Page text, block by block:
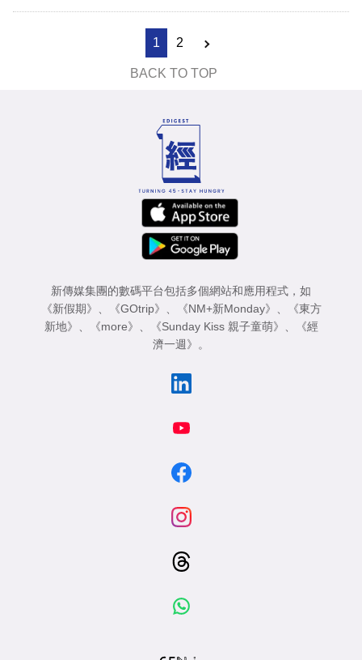
1 2
BACK TO TOP
新傳媒集團的數碼平台包括多個網站和應用程式，如
《新假期》 、 《GOtrip》 、 《NM+新Monday》 、
《東方
新地》 、 《more》 、 《Sunday Kiss 親子童萌》 、
《經
濟一週》 。